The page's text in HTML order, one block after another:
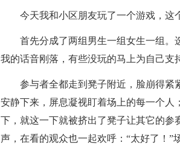
今天我和小区朋友玩了一个游戏，这
首先分成了两组男生一组女生一组。
我的话音刚落，有些没玩的马上为自己支
参与者全都走到凳子附近，脸崩得紧
安静下来，屏息凝视盯着场上的每一个
下，就这一下就被挤出了凳子让其它的
声，在看的观众也一起欢呼：“太好了！”